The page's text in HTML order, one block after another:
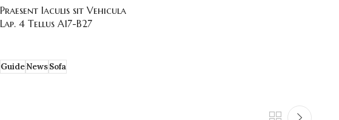
Praesent Iaculis sit Vehicula
Lap. 4 Tellus A17-B27
GuideNewsSofa